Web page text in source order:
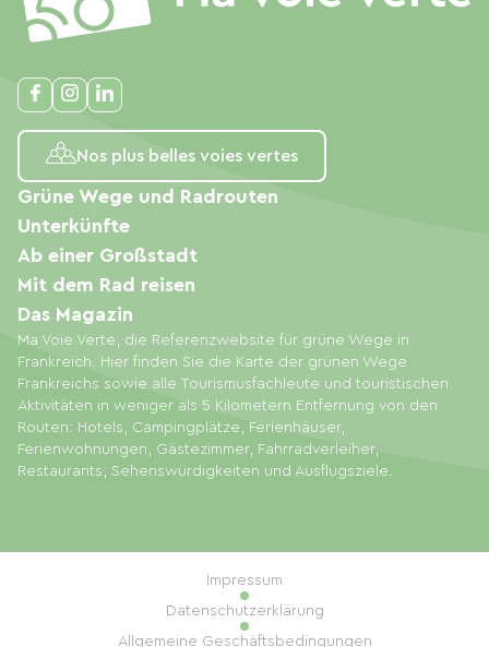
Nos plus belles voies vertes
Ma Voie Verte, die Referenzwebsite für grüne Wege in
Frankreich. Hier finden Sie die Karte der grünen Wege
Frankreichs sowie alle Tourismusfachleute und touristischen
Aktivitäten in weniger als 5 Kilometern Entfernung von den
Routen: Hotels, Campingplätze, Ferienhäuser,
Ferienwohnungen, Gästezimmer, Fahrradverleiher,
Restaurants, Sehenswürdigkeiten und Ausflugsziele.
Grüne Wege und Radrouten
Unterkünfte
Ab einer Großstadt
Mit dem Rad reisen
Das Magazin
Impressum
Datenschutzerklärung
Allgemeine Geschäftsbedingungen